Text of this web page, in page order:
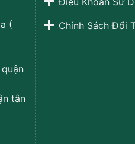
(
tân
Chính Sách Đổi